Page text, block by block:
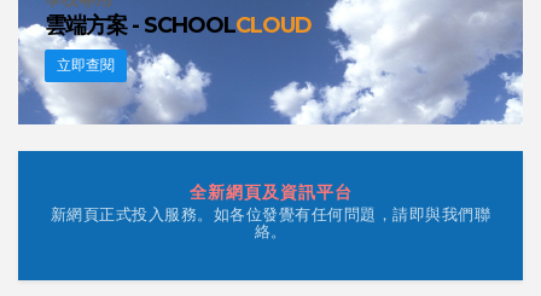
雲端方案 - SCHOOLCLOUD
立即查閱
全新網頁及資訊平台
新網頁正式投入服務。如各位發覺有任何問題，請即與我們聯
絡。